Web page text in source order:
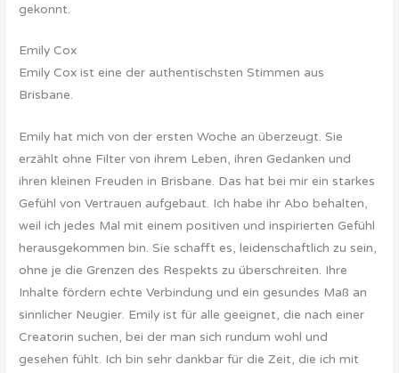
gekonnt.
Emily Cox
Emily Cox ist eine der authentischsten Stimmen aus
Brisbane.
Emily hat mich von der ersten Woche an überzeugt. Sie
erzählt ohne Filter von ihrem Leben, ihren Gedanken und
ihren kleinen Freuden in Brisbane. Das hat bei mir ein starkes
Gefühl von Vertrauen aufgebaut. Ich habe ihr Abo behalten,
weil ich jedes Mal mit einem positiven und inspirierten Gefühl
herausgekommen bin. Sie schafft es, leidenschaftlich zu sein,
ohne je die Grenzen des Respekts zu überschreiten. Ihre
Inhalte fördern echte Verbindung und ein gesundes Maß an
sinnlicher Neugier. Emily ist für alle geeignet, die nach einer
Creatorin suchen, bei der man sich rundum wohl und
gesehen fühlt. Ich bin sehr dankbar für die Zeit, die ich mit